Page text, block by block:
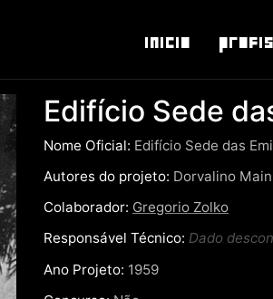
Inicio
Edifício Sede
Nome Oficial: Edifício Sede das
Autores do projeto: Dorvalino
Colaborador: Gregorio Zolko
Responsável Técnico: Dado
Ano Projeto: 1959